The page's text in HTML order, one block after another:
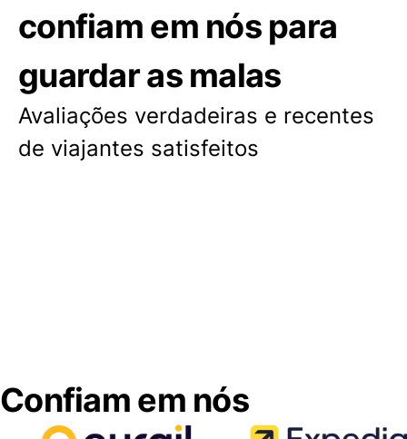
confiam em nós para
guardar as malas
Avaliações verdadeiras e recentes
de viajantes satisfeitos
Confiam em nós